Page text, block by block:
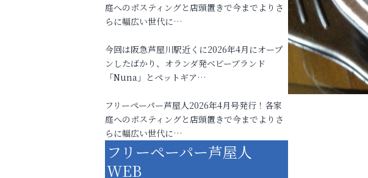
庭へのポスティングと店頭置きで今までよりさ
らに幅広い世代に…
今回は阪急芦屋川駅近くに2026年4月にオープ
ンしたばかり、オランダ発ベビーブランド
「Nuna」とペットギア…
フリーペーパー芦屋人2026年4月号発行！各家
庭へのポスティングと店頭置きで今までよりさ
らに幅広い世代に…
フリーペーパー芦屋人
WEB